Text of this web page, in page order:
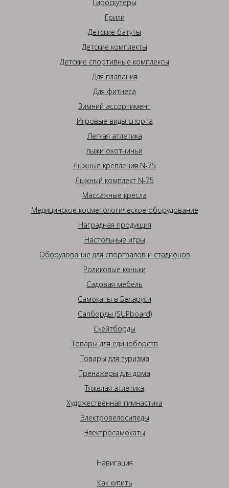
Гироскутеры
Грили
Детские батуты
Детские комплекты
Детские спортивные комплексы
Для плавания
Для фитнеса
Зимний ассортимент
Игровые виды спорта
Легкая атлетика
лыжи охотничьи
Лыжные крепления N-75
Лыжный комплект N-75
Массажные кресла
Медицинское косметологическое оборудование
Наградная продукция
Настольные игры
Оборудование для спортзалов и стадионов
Роликовые коньки
Садовая мебель
Самокаты в Беларуси
Сапборды (SUPboard)
Скейтборды
Товары для единоборств
Товары для туризма
Тренажеры для дома
Тяжелая атлетика
Художественная гимнастика
Электровелосипеды
Электросамокаты
Навигация
Как купить